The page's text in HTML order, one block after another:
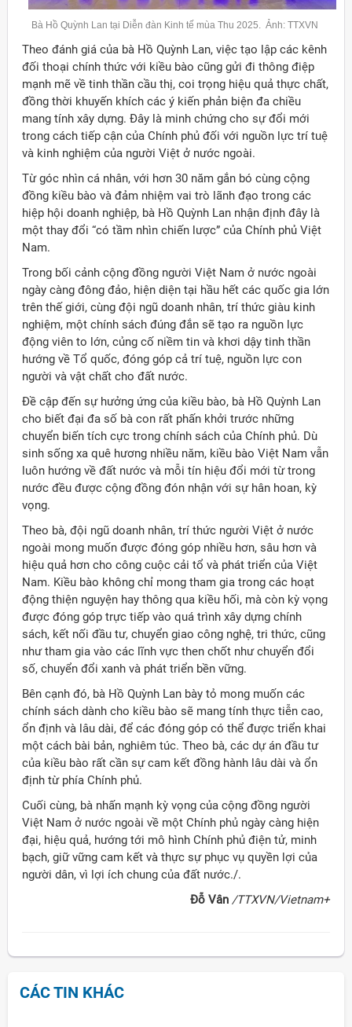
Bà Hồ Quỳnh Lan tại Diễn đàn Kinh tế mùa Thu 2025. Ảnh: TTXVN
Theo đánh giá của bà Hồ Quỳnh Lan, việc tạo lập các kênh
đối thoại chính thức với kiều bào cũng gửi đi thông điệp
mạnh mẽ về tinh thần cầu thị, coi trọng hiệu quả thực chất,
đồng thời khuyến khích các ý kiến phản biện đa chiều
mang tính xây dựng. Đây là minh chứng cho sự đổi mới
trong cách tiếp cận của Chính phủ đối với nguồn lực trí tuệ
và kinh nghiệm của người Việt ở nước ngoài.
Từ góc nhìn cá nhân, với hơn 30 năm gắn bó cùng cộng
đồng kiều bào và đảm nhiệm vai trò lãnh đạo trong các
hiệp hội doanh nghiệp, bà Hồ Quỳnh Lan nhận định đây là
một thay đổi “có tầm nhìn chiến lược” của Chính phủ Việt
Nam.
Trong bối cảnh cộng đồng người Việt Nam ở nước ngoài
ngày càng đông đảo, hiện diện tại hầu hết các quốc gia lớn
trên thế giới, cùng đội ngũ doanh nhân, trí thức giàu kinh
nghiệm, một chính sách đúng đắn sẽ tạo ra nguồn lực
động viên to lớn, củng cố niềm tin và khơi dậy tinh thần
hướng về Tổ quốc, đóng góp cả trí tuệ, nguồn lực con
người và vật chất cho đất nước.
Đề cập đến sự hưởng ứng của kiều bào, bà Hồ Quỳnh Lan
cho biết đại đa số bà con rất phấn khởi trước những
chuyển biến tích cực trong chính sách của Chính phủ. Dù
sinh sống xa quê hương nhiều năm, kiều bào Việt Nam vẫn
luôn hướng về đất nước và mỗi tín hiệu đổi mới từ trong
nước đều được cộng đồng đón nhận với sự hân hoan, kỳ
vọng.
Theo bà, đội ngũ doanh nhân, trí thức người Việt ở nước
ngoài mong muốn được đóng góp nhiều hơn, sâu hơn và
hiệu quả hơn cho công cuộc cải tổ và phát triển của Việt
Nam. Kiều bào không chỉ mong tham gia trong các hoạt
động thiện nguyện hay thông qua kiều hối, mà còn kỳ vọng
được đóng góp trực tiếp vào quá trình xây dựng chính
sách, kết nối đầu tư, chuyển giao công nghệ, tri thức, cũng
như tham gia vào các lĩnh vực then chốt như chuyển đổi
số, chuyển đổi xanh và phát triển bền vững.
Bên cạnh đó, bà Hồ Quỳnh Lan bày tỏ mong muốn các
chính sách dành cho kiều bào sẽ mang tính thực tiễn cao,
ổn định và lâu dài, để các đóng góp có thể được triển khai
một cách bài bản, nghiêm túc. Theo bà, các dự án đầu tư
của kiều bào rất cần sự cam kết đồng hành lâu dài và ổn
định từ phía Chính phủ.
Cuối cùng, bà nhấn mạnh kỳ vọng của cộng đồng người
Việt Nam ở nước ngoài về một Chính phủ ngày càng hiện
đại, hiệu quả, hướng tới mô hình Chính phủ điện tử, minh
bạch, giữ vững cam kết và thực sự phục vụ quyền lợi của
người dân, vì lợi ích chung của đất nước./.
Đỗ Vân /TTXVN/Vietnam+
CÁC TIN KHÁC